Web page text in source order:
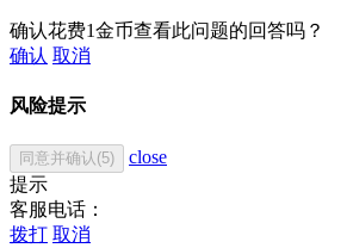
确认花费1金币查看此问题的回答吗？
确认 取消
风险提示
同意并确认(5)
close
提示
客服电话：
拨打 取消